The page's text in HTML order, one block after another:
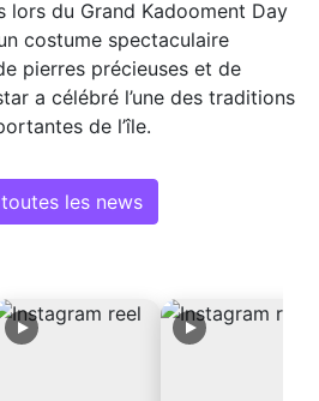
lors du Grand Kadooment Day
costume spectaculaire
pierres précieuses et de
a célébré l’une des traditions
de l’île.
les news